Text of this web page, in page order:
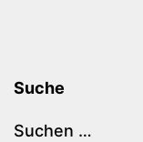
Suche
Suchen …